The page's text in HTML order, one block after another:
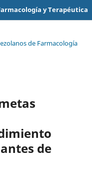
y Terapéutica
de Farmacología
de